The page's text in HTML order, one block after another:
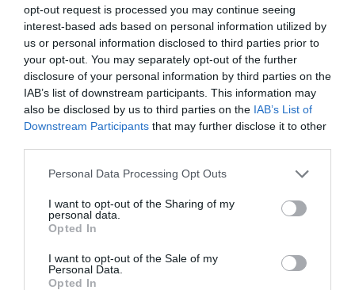
opt-out request is processed you may continue seeing
interest-based ads based on personal information utilized by
us or personal information disclosed to third parties prior to
your opt-out. You may separately opt-out of the further
disclosure of your personal information by third parties on the
IAB’s list of downstream participants. This information may
also be disclosed by us to third parties on the IAB’s List of
Downstream Participants that may further disclose it to other
Personal Data Processing Opt Outs
I want to opt-out of the Sharing of my
personal data.
Opted In
I want to opt-out of the Sale of my
Personal Data.
Opted In